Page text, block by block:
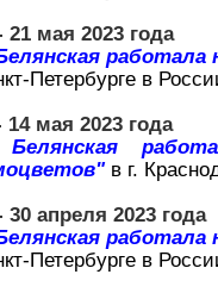
21 мая 2023 года
Петербурге в
14 мая 2023 года
в г.
30 апреля 2023 года
Петербурге в